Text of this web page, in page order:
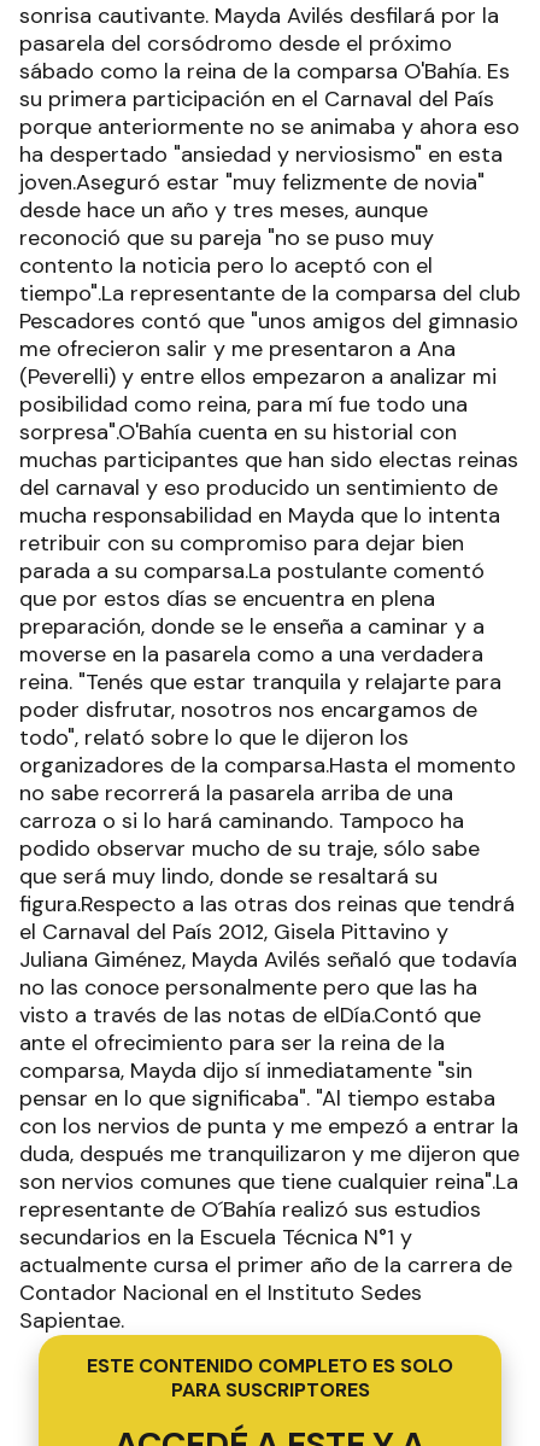
sonrisa cautivante. Mayda Avilés desfilará por la
pasarela del corsódromo desde el próximo
sábado como la reina de la comparsa O'Bahía. Es
su primera participación en el Carnaval del País
porque anteriormente no se animaba y ahora eso
ha despertado "ansiedad y nerviosismo" en esta
joven.Aseguró estar "muy felizmente de novia"
desde hace un año y tres meses, aunque
reconoció que su pareja "no se puso muy
contento la noticia pero lo aceptó con el
tiempo".La representante de la comparsa del club
Pescadores contó que "unos amigos del gimnasio
me ofrecieron salir y me presentaron a Ana
(Peverelli) y entre ellos empezaron a analizar mi
posibilidad como reina, para mí fue todo una
sorpresa".O'Bahía cuenta en su historial con
muchas participantes que han sido electas reinas
del carnaval y eso producido un sentimiento de
mucha responsabilidad en Mayda que lo intenta
retribuir con su compromiso para dejar bien
parada a su comparsa.La postulante comentó
que por estos días se encuentra en plena
preparación, donde se le enseña a caminar y a
moverse en la pasarela como a una verdadera
reina. "Tenés que estar tranquila y relajarte para
poder disfrutar, nosotros nos encargamos de
todo", relató sobre lo que le dijeron los
organizadores de la comparsa.Hasta el momento
no sabe recorrerá la pasarela arriba de una
carroza o si lo hará caminando. Tampoco ha
podido observar mucho de su traje, sólo sabe
que será muy lindo, donde se resaltará su
figura.Respecto a las otras dos reinas que tendrá
el Carnaval del País 2012, Gisela Pittavino y
Juliana Giménez, Mayda Avilés señaló que todavía
no las conoce personalmente pero que las ha
visto a través de las notas de elDía.Contó que
ante el ofrecimiento para ser la reina de la
comparsa, Mayda dijo sí inmediatamente "sin
pensar en lo que significaba". "Al tiempo estaba
con los nervios de punta y me empezó a entrar la
duda, después me tranquilizaron y me dijeron que
son nervios comunes que tiene cualquier reina".La
representante de O´Bahía realizó sus estudios
secundarios en la Escuela Técnica N°1 y
actualmente cursa el primer año de la carrera de
Contador Nacional en el Instituto Sedes
Sapientae.
ESTE CONTENIDO COMPLETO ES SOLO
PARA SUSCRIPTORES